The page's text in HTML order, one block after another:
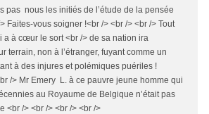
pas nous les initiés de l’étude de la pensée
Faites-vous soigner !<br /> <br /> <br /> Tout
a à cœur le sort <br /> de sa nation ira
terrain, non à l’étranger, fuyant comme un
à des injures et polémiques puériles !
/> Mr Emery L. à ce pauvre jeune homme qui
au Royaume de Belgique n’était pas
<br /> <br /> <br /> <br />